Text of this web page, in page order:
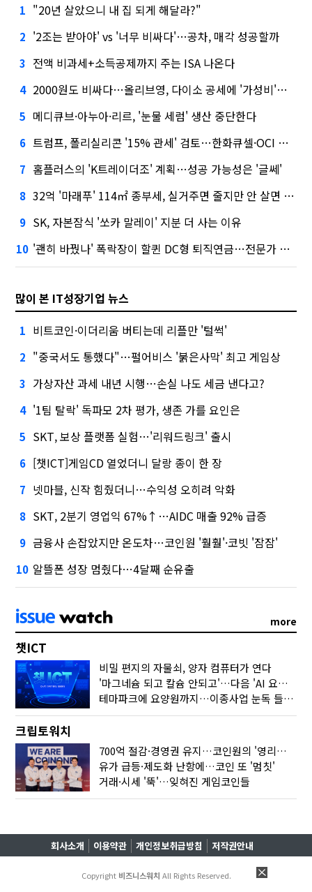
1 "20년 살았으니 내 집 되게 해달라?"
2 '2조는 받아야' vs '너무 비싸다'…공차, 매각 성공할까
3 전액 비과세+소득공제까지 주는 ISA 나온다
4 2000원도 비싸다…올리브영, 다이소 공세에 '가성비'로 맞불
5 메디큐브·아누아·리르, '눈물 세럼' 생산 중단한다
6 트럼프, 폴리실리콘 '15% 관세' 검토…한화큐셀·OCI 영향은?
7 홈플러스의 'K트레이더조' 계획…성공 가능성은 '글쎄'
8 32억 '마래푸' 114㎡ 종부세, 실거주면 줄지만 안 살면 2.5배
9 SK, 자본잠식 '쏘카 말레이' 지분 더 사는 이유
10 '괜히 바꿨나' 폭락장이 할퀸 DC형 퇴직연금…전문가 조언은
많이 본 IT성장기업 뉴스
1 비트코인·이더리움 버티는데 리플만 '털썩'
2 "중국서도 통했다"…펄어비스 '붉은사막' 최고 게임상
3 가상자산 과세 내년 시행…손실 나도 세금 낸다고?
4 '1팀 탈락' 독파모 2차 평가, 생존 가를 요인은
5 SKT, 보상 플랫폼 실험…'리워드링크' 출시
6 [챗ICT]게임CD 열었더니 달랑 종이 한 장
7 넷마블, 신작 힘줬더니…수익성 오히려 악화
8 SKT, 2분기 영업익 67%↑…AIDC 매출 92% 급증
9 금융사 손잡았지만 온도차…코인원 '훨훨'·코빗 '잠잠'
10 알뜰폰 성장 멈췄다…4달째 순유출
more
챗ICT
비밀 편지의 자물쇠, 양자 컴퓨터가 연다
'마그네슘 되고 칼슘 안되고'…다음 'AI 요약' 갈 길은
테마파크에 요양원까지…이종사업 눈독 들이는 게임사
크립토워치
700억 절감·경영권 유지…코인원의 '영리한 딜'
유가 급등·제도화 난항에…코인 또 '멈칫'
거래·시세 '뚝'…잊혀진 게임코인들
회사소개 이용약관 개인정보취급방침 저작권안내
Copyright 비즈니스워치 All Rights Reserved.